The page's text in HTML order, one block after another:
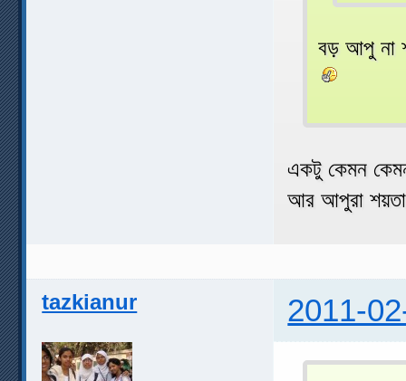
বড় আপু না
একটু কেমন
আর আপুরা
tazkianur 2011-